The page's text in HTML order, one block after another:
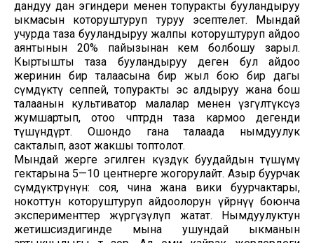
дандуу дан эгиндери менен топуракты бууландыруу
ыкмасын которуштуруп туруу эсептелет. Мындай
учурда таза бууландыруу жалпы которуштуруп айдоо
аянтынын 20% пайызынан кем болбошу зарыл.
Кыртышты таза бууландыруу деген бул айдоо
жеринин бир талаасына бир жыл бою бир дагы
өсүмдүктү сеппей, топуракты эс алдыруу жана бош
талаанын культиватор малалар менен үзгүлтүксүз
жумшартып, отоо чөптөрдөн таза кармоо дегенди
түшүндүрөт. Ошондо гана талаада нымдуулук
сакталып, азот жакшы топтолот.
Мындай жерге эгилген күздүк буудайдын түшүмү
гектарына 5—10 центнерге жогорулайт. Азыр буурчак
өсүмдүктөрүнүн: соя, чина жана вики буурчактары,
нокоттун которуштуруп айдоолорун үйрөнүү боюнча
эксперименттер жүргүзүлүп жатат. Нымдуулуктун
жетишсиздигинде мына ушундай ыкманын